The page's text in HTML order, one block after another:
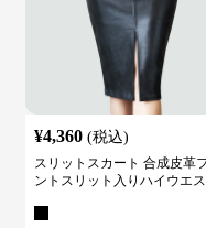
¥4,360 (税込)
スリットスカート 合成皮革
ントスリット入りハイウエ